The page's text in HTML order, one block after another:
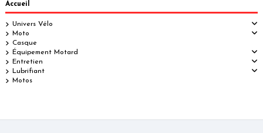
Accueil
Univers Vélo
Moto
Casque
Équipement Motard
Entretien
Lubrifiant
Motos